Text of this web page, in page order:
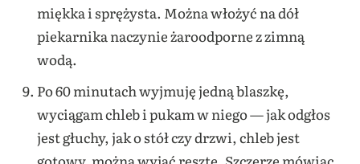
miękka i sprężysta. Można włożyć na dół
piekarnika naczynie żaroodporne z zimną
wodą.
Po 60 minutach wyjmuję jedną blaszkę,
wyciągam chleb i pukam w niego — jak odgłos
jest głuchy, jak o stół czy drzwi, chleb jest
gotowy, można wyjąć resztę. Szczerze mówiąc,